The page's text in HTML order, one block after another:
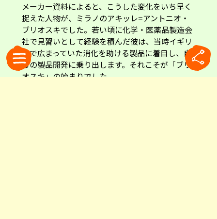
メーカー資料によると、こうした変化をいち早く
捉えた人物が、ミラノのアキッレ=アントニオ・
ブリオスキでした。若い頃に化学・医薬品製造会
社で見習いとして経験を積んだ彼は、当時イギリ
スで広まっていた消化を助ける製品に着目し、自
らの製品開発に乗り出します。それこそが「ブリ
オスキ」の始まりでした。